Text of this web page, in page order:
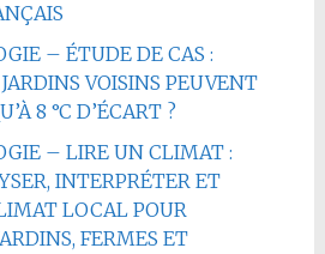
– ÉTUDE DE CAS :
VOISINS PEUVENT
8 °C D’ÉCART ?
– LIRE UN CLIMAT :
INTERPRÉTER ET
LOCAL POUR
FERMES ET